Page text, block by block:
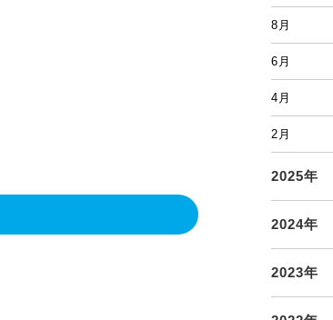
8月
6月
4月
2月
2025年
2024年
2023年